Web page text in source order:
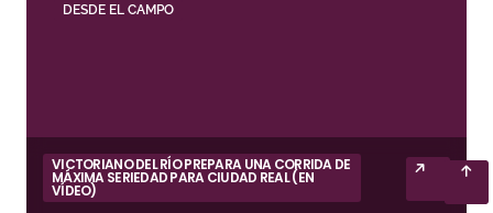
DESDE EL CAMPO
VICTORIANO DEL RÍO PREPARA UNA CORRIDA DE
MÁXIMA SERIEDAD PARA CIUDAD REAL (EN
VÍDEO)